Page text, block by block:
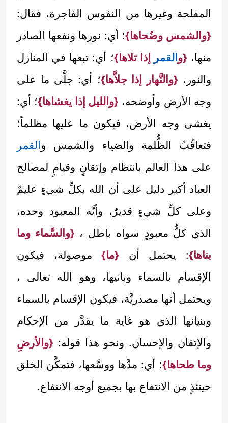
المفلحة وغيرها من النفوس الفاجرة، فقال:
{والشمس وضُحاها}؛ أي: نورها ونفعها الصادر
منها، {والقمر إذا تلاها}؛ أي: تبعها في المنازل
والنور، {والنَّهار إذا جلاَّها}؛ أي: جلَّى ما على
وجه الأرض وأوضحه، {والليل إذا يغشاها}؛ أي:
يغشى وجه الأرض، فيكون ما عليها مظلماً؛
فتعاقُبُ الظُّلمة والضياء والشمس والقمر
على هذا العالم بانتظام وإتقانٍ وقيامٍ لمصالح
العباد أكبر دليل على أن الله بكلِّ شيءٍ عليمٌ
وعلى كلِّ شيءٍ قديرٌ، وأنَّه المعبود وحده،
الذي كلُّ معبودٍ سواه باطل ، {والسَّماء وما
بناها}: يحتمل أن {ما}موصولة، فيكون
الإقسام بالسماء وبانيها، وهو الله تعالى ،
ويحتمل أنها مصدريَّة، فيكون الإقسام بالسماء
وبنيانها الذي هو غاية ما يقدَّر من الإحكام
والإتقان والإحسان. ونحو هذا قوله: {والأرضِ
وما طحاها}؛ أي: مدَّها ووسَّعها، فتمكَّن الخلق
حينئذٍ من الانتفاع بها بجميع أوجه الانتفاع.